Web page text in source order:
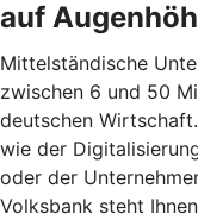
auf
Mittelständische
zwischen 6 und 50
deutschen
wie der
oder der
Volksbank steht